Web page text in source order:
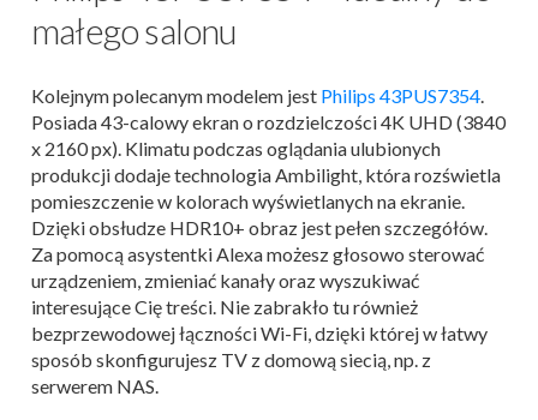
małego salonu
Kolejnym polecanym modelem jest Philips 43PUS7354.
Posiada 43-calowy ekran o rozdzielczości 4K UHD (3840
x 2160 px). Klimatu podczas oglądania ulubionych
produkcji dodaje technologia Ambilight, która rozświetla
pomieszczenie w kolorach wyświetlanych na ekranie.
Dzięki obsłudze HDR10+ obraz jest pełen szczegółów.
Za pomocą asystentki Alexa możesz głosowo sterować
urządzeniem, zmieniać kanały oraz wyszukiwać
interesujące Cię treści. Nie zabrakło tu również
bezprzewodowej łączności Wi-Fi, dzięki której w łatwy
sposób skonfigurujesz TV z domową siecią, np. z
serwerem NAS.